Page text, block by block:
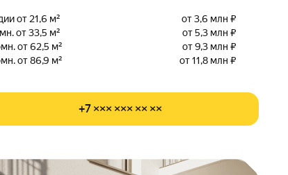
от 21,6 м²
от 3,6 млн ₽
от 33,5 м²
от 5,3 млн ₽
от 62,5 м²
от 9,3 млн ₽
от 86,9 м²
от 11,8 млн ₽
+7 ××× ××× ×× ××